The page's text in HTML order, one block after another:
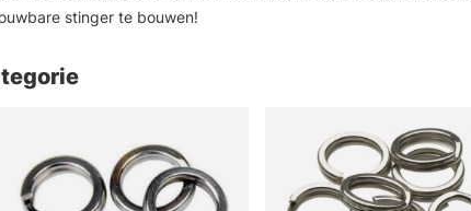
stinger te bouwen!